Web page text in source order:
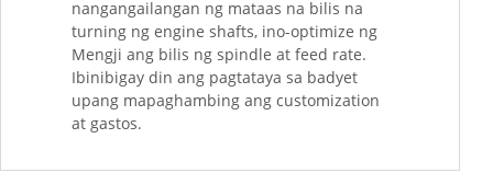
nangangailangan ng mataas na bilis na
turning ng engine shafts, ino-optimize ng
Mengji ang bilis ng spindle at feed rate.
Ibinibigay din ang pagtataya sa badyet
upang mapaghambing ang customization
at gastos.